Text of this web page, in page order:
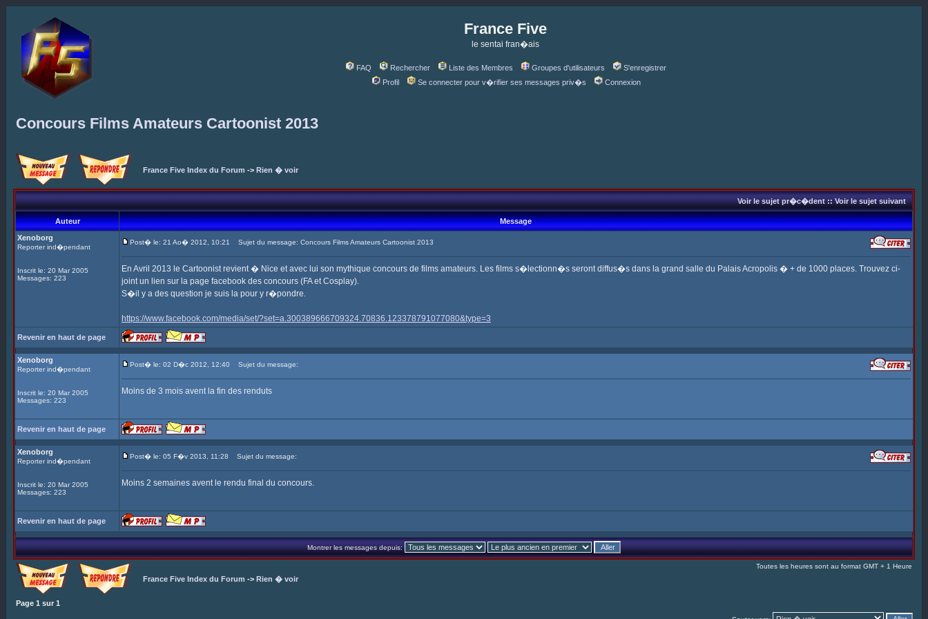
France Five
le sentai fran�ais
FAQ Rechercher Liste des Membres Groupes d'utilisateurs
S'enregistrer
Profil
Se connecter pour v�rifier ses messages priv�s Connexion
Concours Films Amateurs Cartoonist 2013
France Five Index du Forum -> Rien � voir
Voir le sujet pr�c�dent::Voir le sujet suivant
Auteur
Message
Xenoborg
Reporter ind�pendant
Inscrit le: 20 Mar 2005
Messages: 223
Post� le: 21 Ao� 2012, 10:21 Sujet du message: Concours Films Amateurs Cartoonist 2013
En Avril 2013 le Cartoonist revient � Nice et avec lui son mythique concours de films amateurs. Les films s�lectionn�s seront diffus�s dans la grand salle du Palais Acropolis � + de 1000 places. Trouvez ci-
joint un lien sur la page facebook des concours (FA et Cosplay).
S�il y a des question je suis la pour y r�pondre.
https://www.facebook.com/media/set/?set=a.300389666709324.70836.123378791077080&type=3
Revenir en haut de page
Xenoborg
Reporter ind�pendant
Inscrit le: 20 Mar 2005
Messages: 223
Post� le: 02 D�c 2012, 12:40 Sujet du message:
Moins de 3 mois avent la fin des renduts
Revenir en haut de page
Xenoborg
Reporter ind�pendant
Inscrit le: 20 Mar 2005
Messages: 223
Post� le: 05 F�v 2013, 11:28 Sujet du message:
Moins 2 semaines avent le rendu final du concours.
Revenir en haut de page
Montrer les messages depuis:
France Five Index du Forum -> Rien � voir
Toutes les heures sont au format GMT + 1 Heure
Page 1 sur 1